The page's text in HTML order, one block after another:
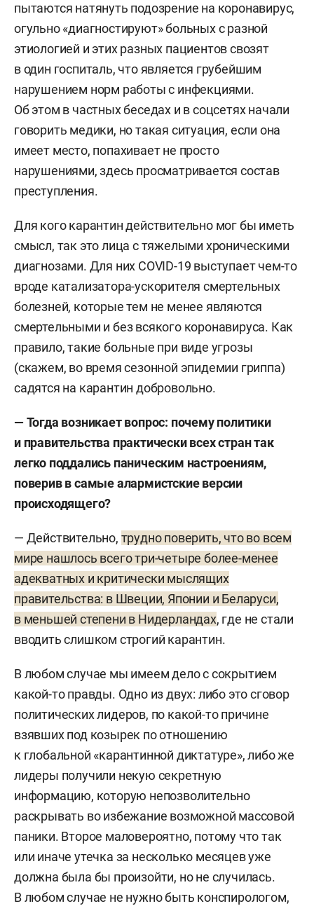
пытаются натянуть подозрение на коронавирус,
огульно «диагностируют» больных с разной
этиологией и этих разных пациентов свозят
в один госпиталь, что является грубейшим
нарушением норм работы с инфекциями.
Об этом в частных беседах и в соцсетях начали
говорить медики, но такая ситуация, если она
имеет место, попахивает не просто
нарушениями, здесь просматривается состав
преступления.
Для кого карантин действительно мог бы иметь
смысл, так это лица с тяжелыми хроническими
диагнозами. Для них COVID-19 выступает чем-то
вроде катализатора-ускорителя смертельных
болезней, которые тем не менее являются
смертельными и без всякого коронавируса. Как
правило, такие больные при виде угрозы
(скажем, во время сезонной эпидемии гриппа)
садятся на карантин добровольно.
— Тогда возникает вопрос: почему политики
и правительства практически всех стран так
легко поддались паническим настроениям,
поверив в самые алармистские версии
происходящего?
— Действительно, трудно поверить, что во всем
мире нашлось всего три-четыре более-менее
адекватных и критически мыслящих
правительства: в Швеции, Японии и Беларуси,
в меньшей степени в Нидерландах, где не стали
вводить слишком строгий карантин.
В любом случае мы имеем дело с сокрытием
какой-то правды. Одно из двух: либо это сговор
политических лидеров, по какой-то причине
взявших под козырек по отношению
к глобальной «карантинной диктатуре», либо же
лидеры получили некую секретную
информацию, которую непозволительно
раскрывать во избежание возможной массовой
паники. Второе маловероятно, потому что так
или иначе утечка за несколько месяцев уже
должна была бы произойти, но не случилась.
В любом случае не нужно быть конспирологом,